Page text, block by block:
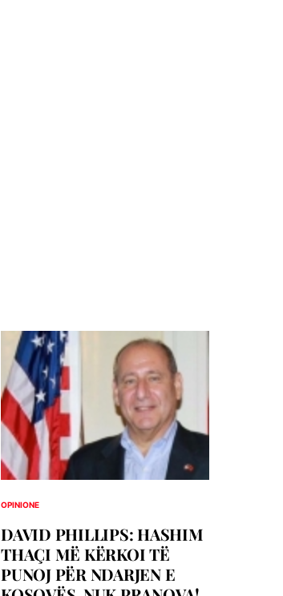
OPINIONE
DAVID PHILLIPS: HASHIM
THAÇI MË KËRKOI TË
PUNOJ PËR NDARJEN E